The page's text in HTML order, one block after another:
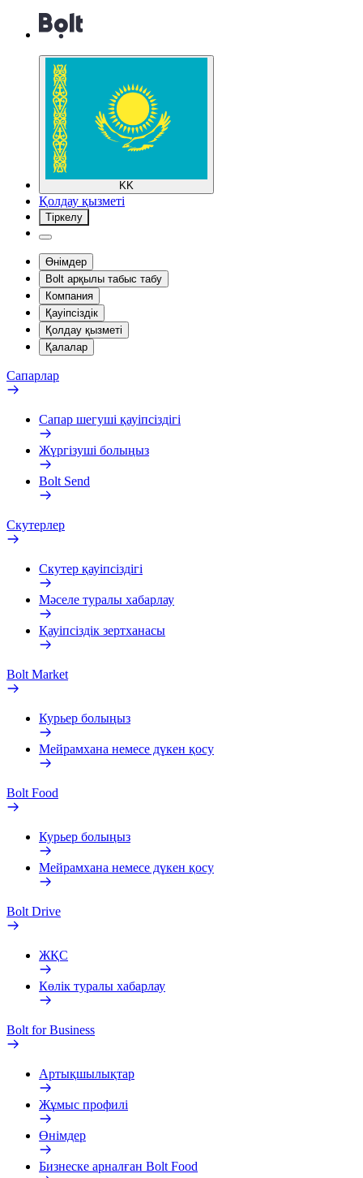
KK
Қолдау қызметі
Тіркелу
Өнімдер
Bolt арқылы табыс табу
Компания
Қауіпсіздік
Қолдау қызметі
Қалалар
Сапарлар
Сапар шегуші қауіпсіздігі
Жүргізуші болыңыз
Bolt Send
Скутерлер
Скутер қауіпсіздігі
Мәселе туралы хабарлау
Қауіпсіздік зертханасы
Bolt Market
Курьер болыңыз
Мейрамхана немесе дүкен қосу
Bolt Food
Курьер болыңыз
Мейрамхана немесе дүкен қосу
Bolt Drive
ЖҚС
Көлік туралы хабарлау
Bolt for Business
Артықшылықтар
Жұмыс профилі
Өнімдер
Бизнеске арналған Bolt Food